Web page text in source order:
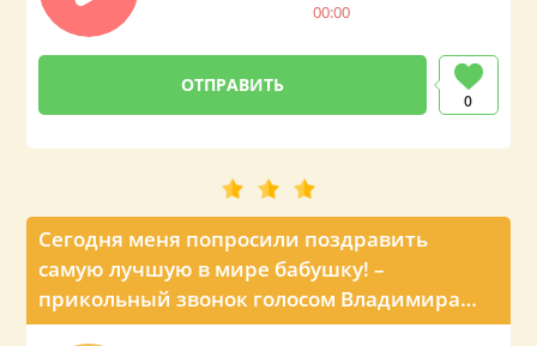
00:00
0
Сегодня меня попросили поздравить
самую лучшую в мире бабушку! –
прикольный звонок голосом Владимира
Путина